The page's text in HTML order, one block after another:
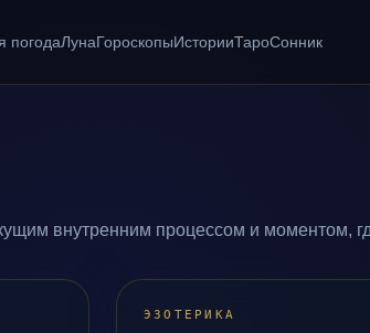
погодаЛунаГороскопыИсторииТароСонник
внутренним процессом и моментом,
ЭЗОТЕРИКА